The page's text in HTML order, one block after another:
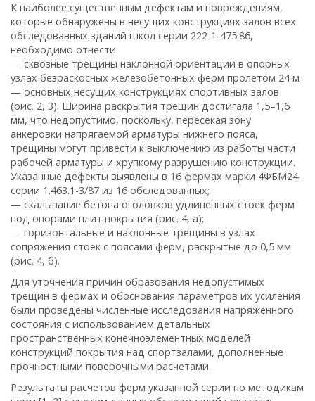
К наиболее существенным дефектам и повреждениям,
которые обнаружены в несущих конструкциях залов всех
обследованных зданий школ серии 222-1-475.86,
необходимо отнести:
— сквозные трещины наклонной ориентации в опорных
узлах безраскосных железобетонных ферм пролетом 24 м
— основных несущих конструкциях спортивных залов
(рис. 2, 3). Ширина раскрытия трещин достигала 1,5–1,6
мм, что недопустимо, поскольку, пересекая зону
анкеровки напрягаемой арматуры нижнего пояса,
трещины могут привести к выключению из работы части
рабочей арматуры и хрупкому разрушению конструкции.
Указанные дефекты выявлены в 16 фермах марки 4ФБМ24
серии 1.463.1-3/87 из 16 обследованных;
— скалывание бетона оголовков удлиненных стоек ферм
под опорами плит покрытия (рис. 4, а);
— горизонтальные и наклонные трещины в узлах
сопряжения стоек с поясами ферм, раскрытые до 0,5 мм
(рис. 4, б).
Для уточнения причин образования недопустимых
трещин в фермах и обоснования параметров их усиления
были проведены численные исследования напряженного
состояния с использованием детальных
пространственных конечноэлементных моделей
конструкций покрытия над спортзалами, дополненные
прочностными поверочными расчетами.
Результаты расчетов ферм указанной серии по методикам